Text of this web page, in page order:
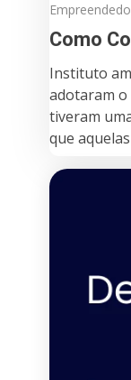
Como
Instituto
adotaram
tiveram
que